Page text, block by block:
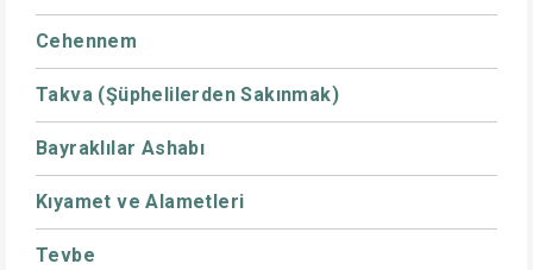
Cehennem
Takva (Şüphelilerden Sakınmak)
Bayraklılar Ashabı
Kıyamet ve Alametleri
Tevbe